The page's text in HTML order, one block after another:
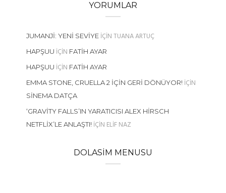
YORUMLAR
JUMANJI: YENI SEVIYEIÇINTUANA ARTUÇ
HAPŞUU IÇIN FATIH AYAR
HAPŞUU IÇIN FATIH AYAR
EMMA STONE, CRUELLA 2 İÇIN GERI DÖNÜYOR!IÇIN
SINEMA DATÇA
‘GRAVITY FALLS’IN YARATICISI ALEX HIRSCH
NETFLIX’LE ANLAŞTI!IÇIN ELIF NAZ
DOLASIM MENUSU